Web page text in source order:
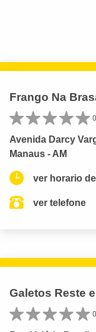
Frango Na
Avenida Darcy
Manaus - AM
ver horario
ver telefone
Galetos Reste